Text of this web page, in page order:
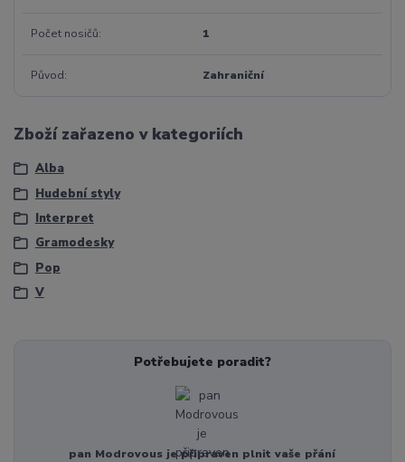
Počet nosičů 1
Původ Zahraniční
Zboží zařazeno v kategoriích
Alba
Hudební styly
Interpret
Gramodesky
Pop
V
Potřebujete poradit?
pan Modrovous je připraven plnit vaše přání